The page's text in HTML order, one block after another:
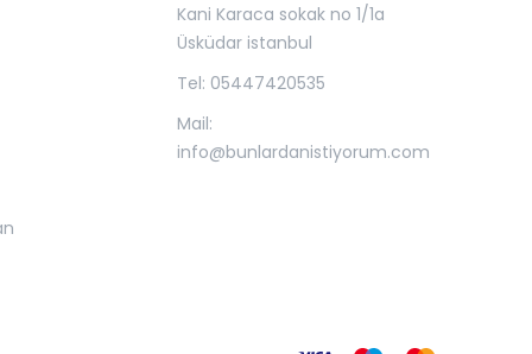
Kani Karaca sokak no 1/1a
Üsküdar istanbul
Tel: 05447420535
Mail:
info@bunlardanistiyorum.com